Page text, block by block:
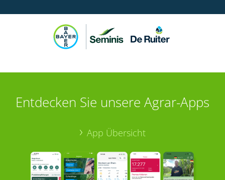
Entdecken Sie unsere Agrar-Apps
App Übersicht